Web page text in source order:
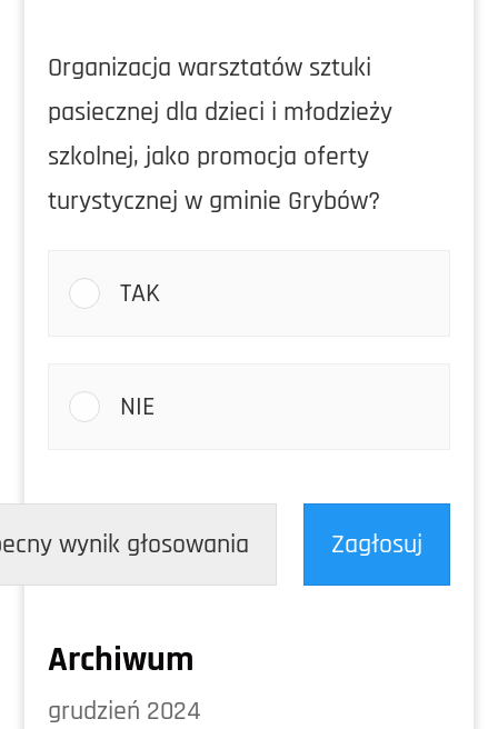
Organizacja warsztatów sztuki
pasiecznej dla dzieci i młodzieży
szkolnej, jako promocja oferty
turystycznej w gminie Grybów?
TAK
NIE
wynik głosowania Zagłosuj
Archiwum
grudzień 2024